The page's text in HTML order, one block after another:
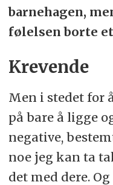
barnehagen,
følelsen borte
Krevende
Men i stedet for
på bare å ligge
negative,
noe jeg kan ta
det med dere.